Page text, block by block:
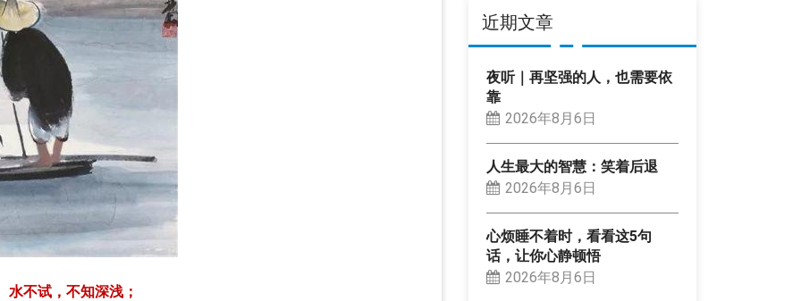
水不试，不知深浅；
近期文章
夜听｜再坚强的人，也需要依
靠
2026年8月6日
人生最大的智慧：笑着后退
2026年8月6日
心烦睡不着时，看看这5句
话，让你心静顿悟
2026年8月6日